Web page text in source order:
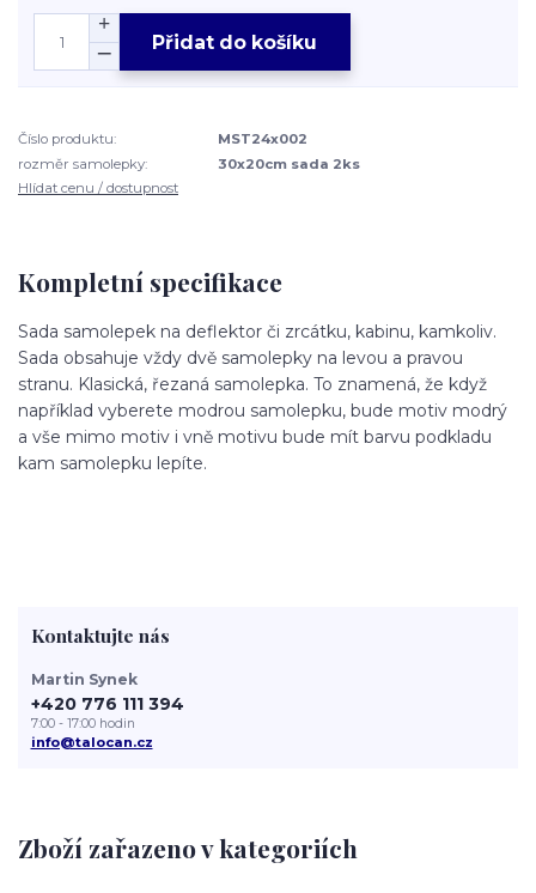
Přidat do košíku
Číslo produktu:
MST24x002
rozměr samolepky:
30x20cm sada 2ks
Hlídat cenu / dostupnost
Kompletní specifikace
Sada samolepek na deflektor či zrcátku, kabinu, kamkoliv.
Sada obsahuje vždy dvě samolepky na levou a pravou
stranu. Klasická, řezaná samolepka. To znamená, že když
například vyberete modrou samolepku, bude motiv modrý
a vše mimo motiv i vně motivu bude mít barvu podkladu
kam samolepku lepíte.
Zboží zařazeno v kategoriích
Kontaktujte nás
Martin Synek
+420 776 111 394
7:00 - 17:00 hodin
info@talocan.cz